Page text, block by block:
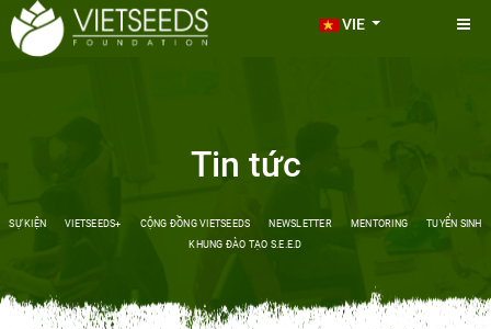
VIE
Tin tức
SỰ KIỆN VIETSEEDS+ CỘNG ĐỒNG VIETSEEDS NEWSLETTER MENTORING
TUYỂN SINH
KHUNG ĐÀO TẠO S.E.E.D